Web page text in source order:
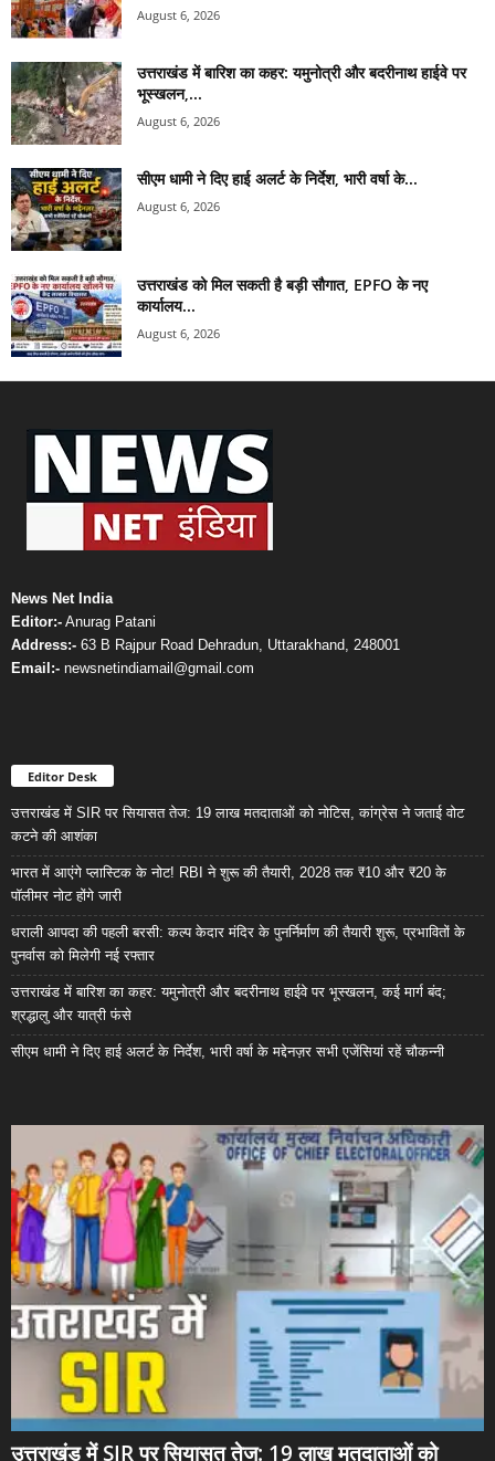
August 6, 2026
उत्तराखंड में बारिश का कहर: यमुनोत्री और बदरीनाथ हाईवे पर
भूस्खलन,...
August 6, 2026
सीएम धामी ने दिए हाई अलर्ट के निर्देश, भारी वर्षा के...
August 6, 2026
उत्तराखंड को मिल सकती है बड़ी सौगात, EPFO के नए
कार्यालय...
August 6, 2026
News Net India
Editor:- Anurag Patani
Address:- 63 B Rajpur Road Dehradun, Uttarakhand, 248001
Email:- newsnetindiamail@gmail.com
Editor Desk
उत्तराखंड में SIR पर सियासत तेज: 19 लाख मतदाताओं को नोटिस, कांग्रेस ने जताई वोट
कटने की आशंका
भारत में आएंगे प्लास्टिक के नोट! RBI ने शुरू की तैयारी, 2028 तक ₹10 और ₹20 के
पॉलीमर नोट होंगे जारी
धराली आपदा की पहली बरसी: कल्प केदार मंदिर के पुनर्निर्माण की तैयारी शुरू, प्रभावितों के
पुनर्वास को मिलेगी नई रफ्तार
उत्तराखंड में बारिश का कहर: यमुनोत्री और बदरीनाथ हाईवे पर भूस्खलन, कई मार्ग बंद;
श्रद्धालु और यात्री फंसे
सीएम धामी ने दिए हाई अलर्ट के निर्देश, भारी वर्षा के मद्देनज़र सभी एजेंसियां रहें चौकन्नी
उत्तराखंड में SIR पर सियासत तेज: 19 लाख मतदाताओं को